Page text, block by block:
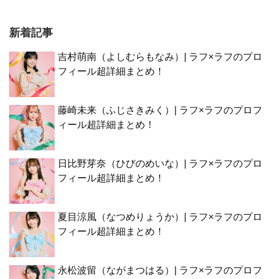
新着記事
吉村萌南（よしむらもなみ）| ラフ×ラフのプロ
フィール超詳細まとめ！
藤崎未来（ふじさきみく）| ラフ×ラフのプロフ
ィール超詳細まとめ！
日比野芽奈（ひびのめいな）| ラフ×ラフのプロ
フィール超詳細まとめ！
夏目涼風（なつめりょうか）| ラフ×ラフのプロ
フィール超詳細まとめ！
永松波留（ながまつはる）| ラフ×ラフのプロフ